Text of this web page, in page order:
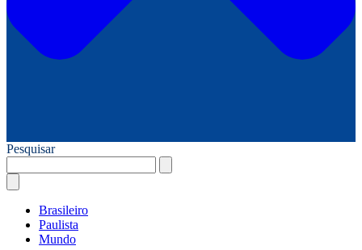
Pesquisar
Brasileiro
Paulista
Mundo